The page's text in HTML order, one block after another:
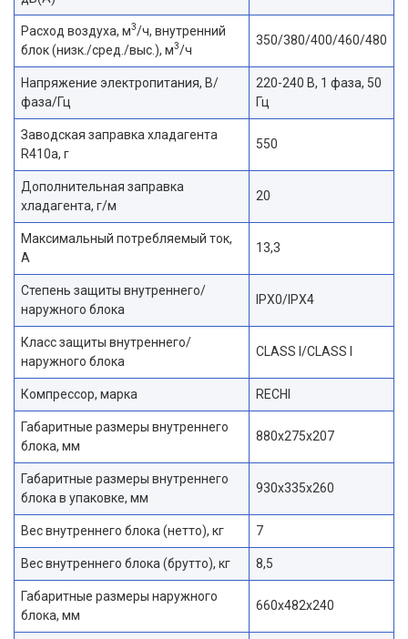
Расход воздуха, м3/ч, внутренний
блок (низк./сред./выс.), м3/ч
350/380/400/460/480
Напряжение электропитания, В/
фаза/Гц
220-240 В, 1 фаза, 50
Гц
Заводская заправка хладагента
R410a, г
550
Дополнительная заправка
хладагента, г/м
20
Максимальный потребляемый ток,
А
13,3
Степень защиты внутреннего/
наружного блока
IPX0/IPX4
Класс защиты внутреннего/
наружного блока
CLASS I/CLASS I
Компрессор, марка RECHI
Габаритные размеры внутреннего
блока, мм
880x275x207
Габаритные размеры внутреннего
блока в упаковке, мм
930x335x260
Вес внутреннего блока (нетто), кг 7
Вес внутреннего блока (брутто), кг 8,5
Габаритные размеры наружного
блока, мм
660x482x240